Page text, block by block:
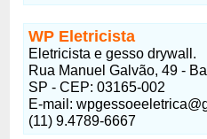
WP Eletricista
Eletricista e gesso drywall.
Rua Manuel Galvão, 49 -
SP - CEP: 03165-002
E-mail:
(11) 9.4789-6667